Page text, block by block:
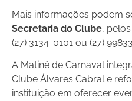
Mais informações podem
Secretaria do Clube,
(27) 3134-0101 ou (27)
A Matinê de Carnaval
Clube Álvares Cabral e
instituição em oferecer